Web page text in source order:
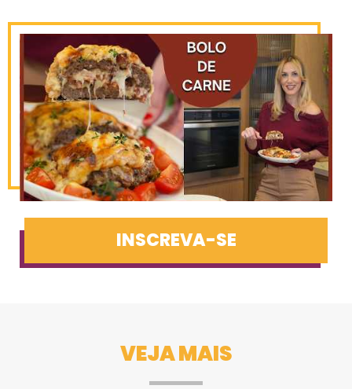
INSCREVA-SE
VEJA MAIS